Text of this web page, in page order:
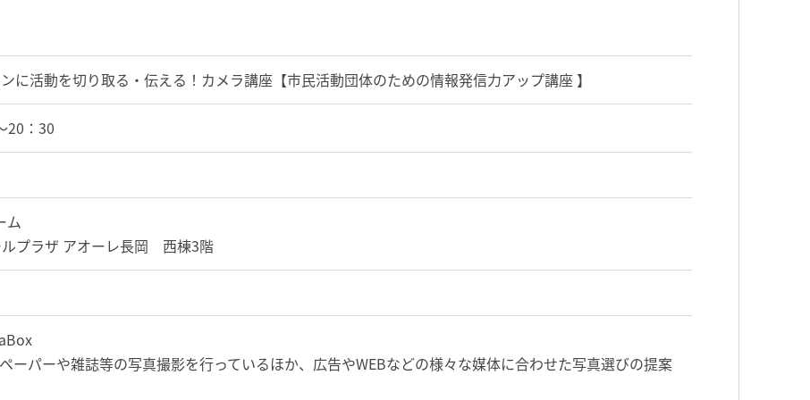
に活動を切り取る・伝える！カメラ講座【市民活動団体のための情報発信力アップ講座 】
20：30
ム
プラザ アオーレ長岡 西棟3階
ーパーや雑誌等の写真撮影を行っているほか、広告やWEBなどの様々な媒体に合わせた写真選びの提案